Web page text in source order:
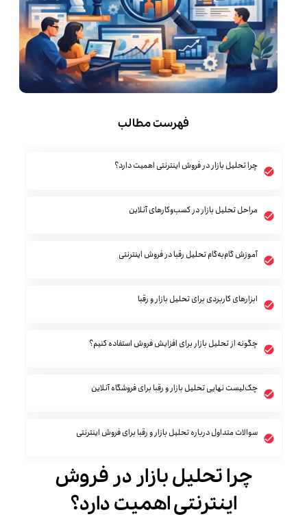
فهرست مطالب
چرا تحلیل بازار در فروش اینترنتی اهمیت دارد؟
مراحل تحلیل بازار در کسب‌وکارهای آنلاین
آموزش گام‌به‌گام تحلیل رقبا در فروش اینترنتی
ابزارهای کاربردی برای تحلیل بازار و رقبا
چگونه از تحلیل بازار برای افزایش فروش استفاده کنیم؟
چک‌لیست نهایی تحلیل بازار و رقبا برای فروشگاه آنلاین
سوالات متداول درباره تحلیل بازار و رقبا برای فروش اینترنتی
چرا تحلیل بازار در فروش
اینترنتی اهمیت دارد؟